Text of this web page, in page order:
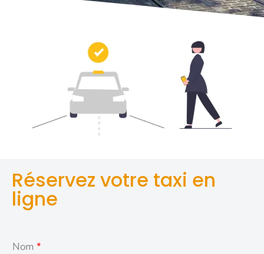
Réservez votre taxi en
ligne
Nom *